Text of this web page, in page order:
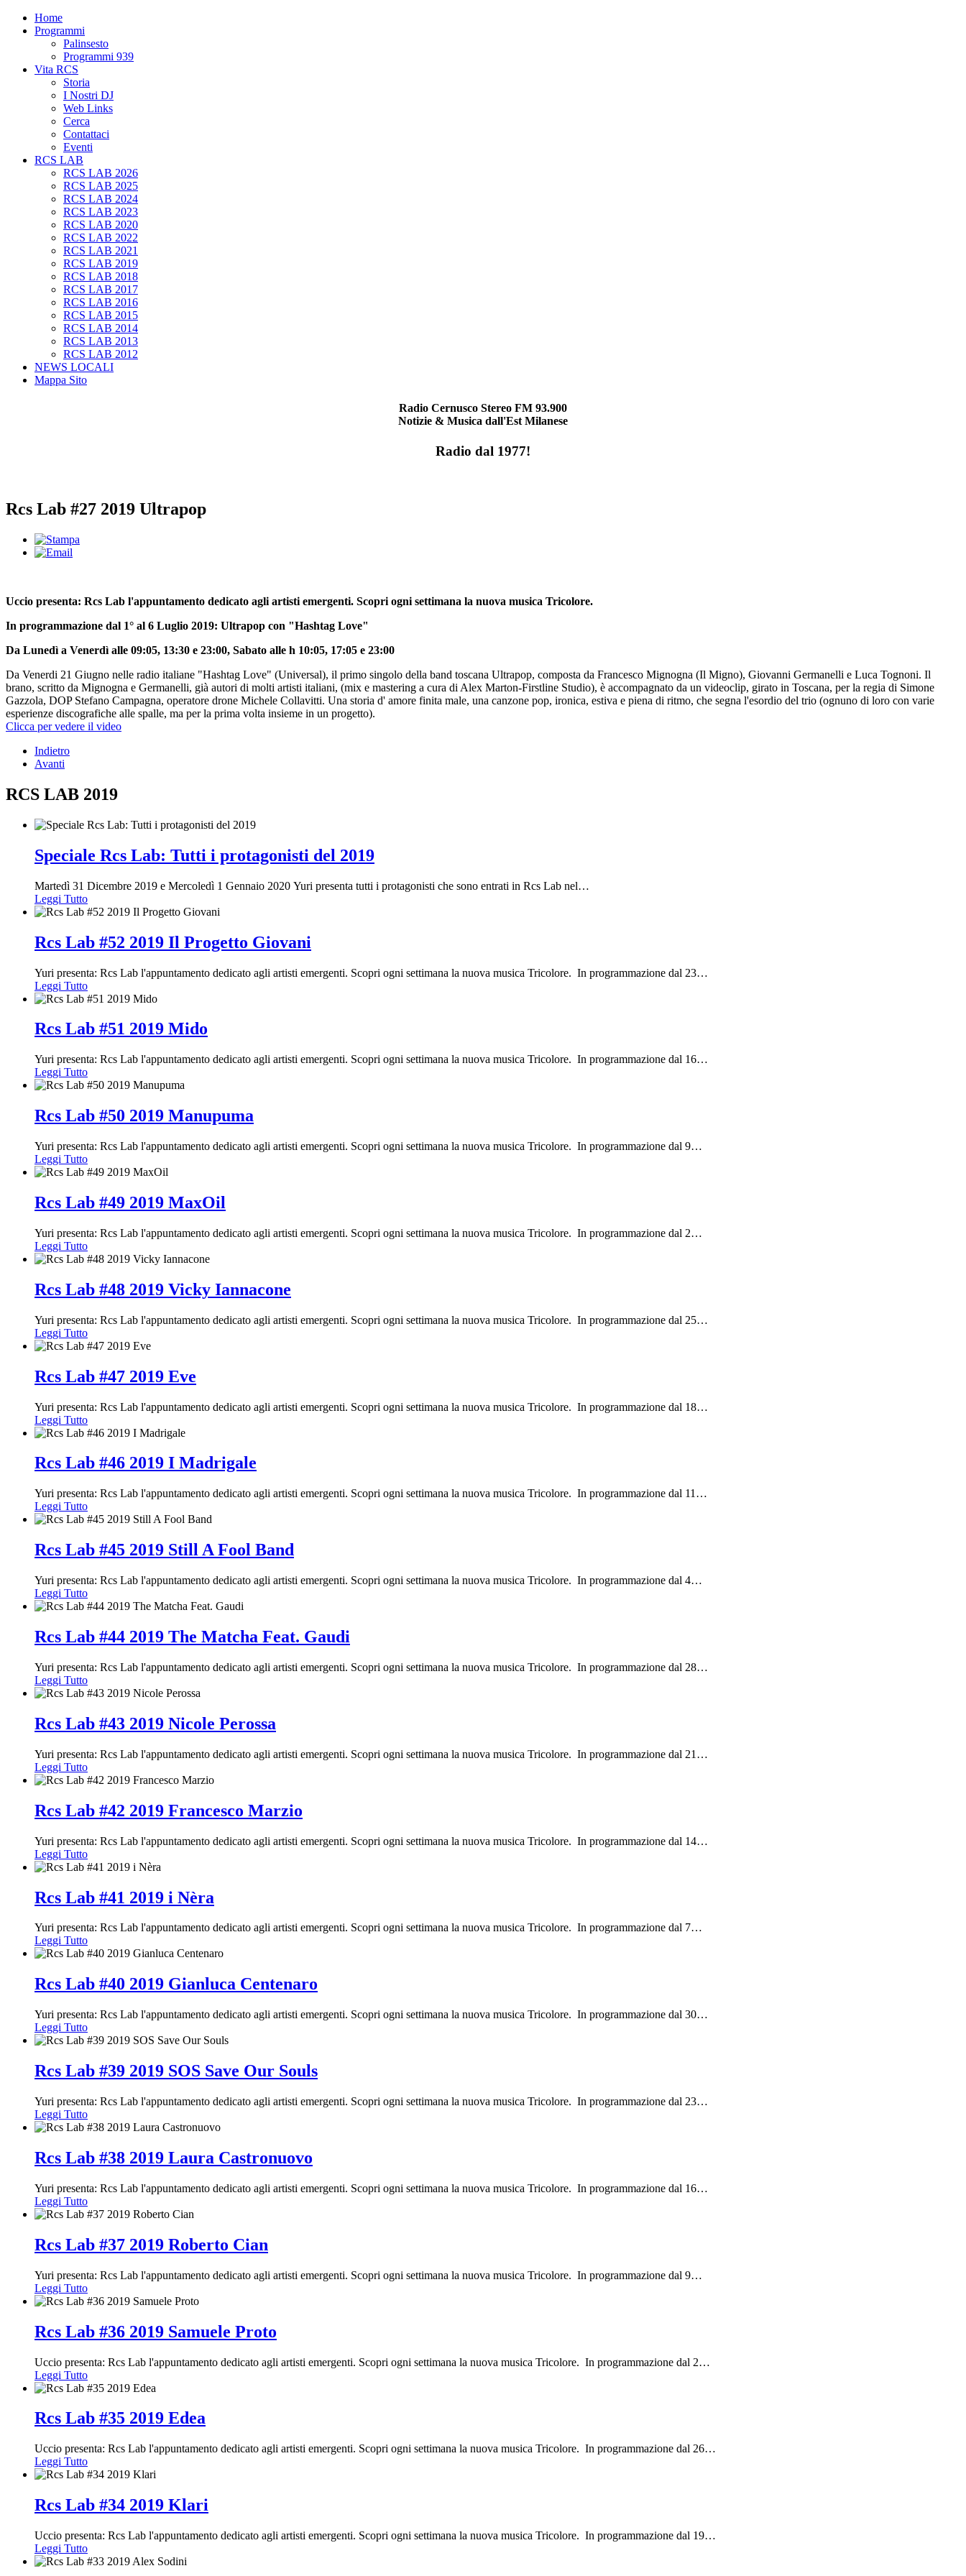
Home
Programmi
Palinsesto
Programmi 939
Vita RCS
Storia
I Nostri DJ
Web Links
Cerca
Contattaci
Eventi
RCS LAB
RCS LAB 2026
RCS LAB 2025
RCS LAB 2024
RCS LAB 2023
RCS LAB 2020
RCS LAB 2022
RCS LAB 2021
RCS LAB 2019
RCS LAB 2018
RCS LAB 2017
RCS LAB 2016
RCS LAB 2015
RCS LAB 2014
RCS LAB 2013
RCS LAB 2012
NEWS LOCALI
Mappa Sito
Radio Cernusco Stereo FM 93.900
Notizie & Musica dall'Est Milanese
Radio dal 1977!
Rcs Lab #27 2019 Ultrapop
Uccio presenta: Rcs Lab l'appuntamento dedicato agli artisti emergenti. Scopri ogni settimana la nuova musica Tricolore.
In programmazione dal 1° al 6 Luglio 2019: Ultrapop con "Hashtag Love"
Da Lunedì a Venerdì alle 09:05, 13:30 e 23:00, Sabato alle h 10:05, 17:05 e 23:00
Da Venerdi 21 Giugno nelle radio italiane "Hashtag Love" (Universal), il primo singolo della band toscana Ultrapop, composta da Francesco Mignogna (Il Migno), Giovanni Germanelli e Luca Tognoni. Il
brano, scritto da Mignogna e Germanelli, già autori di molti artisti italiani, (mix e mastering a cura di Alex Marton-Firstline Studio), è accompagnato da un videoclip, girato in Toscana, per la regia di Simone
Gazzola, DOP Stefano Campagna, operatore drone Michele Collavitti. Una storia d' amore finita male, una canzone pop, ironica, estiva e piena di ritmo, che segna l'esordio del trio (ognuno di loro con varie
esperienze discografiche alle spalle, ma per la prima volta insieme in un progetto).
Clicca per vedere il video
Indietro
Avanti
RCS LAB 2019
Speciale Rcs Lab: Tutti i protagonisti del 2019
Martedì 31 Dicembre 2019 e Mercoledì 1 Gennaio 2020 Yuri presenta tutti i protagonisti che sono entrati in Rcs Lab nel…
Leggi Tutto
Rcs Lab #52 2019 Il Progetto Giovani
Yuri presenta: Rcs Lab l'appuntamento dedicato agli artisti emergenti. Scopri ogni settimana la nuova musica Tricolore. In programmazione dal 23…
Leggi Tutto
Rcs Lab #51 2019 Mido
Yuri presenta: Rcs Lab l'appuntamento dedicato agli artisti emergenti. Scopri ogni settimana la nuova musica Tricolore. In programmazione dal 16…
Leggi Tutto
Rcs Lab #50 2019 Manupuma
Yuri presenta: Rcs Lab l'appuntamento dedicato agli artisti emergenti. Scopri ogni settimana la nuova musica Tricolore. In programmazione dal 9…
Leggi Tutto
Rcs Lab #49 2019 MaxOil
Yuri presenta: Rcs Lab l'appuntamento dedicato agli artisti emergenti. Scopri ogni settimana la nuova musica Tricolore. In programmazione dal 2…
Leggi Tutto
Rcs Lab #48 2019 Vicky Iannacone
Yuri presenta: Rcs Lab l'appuntamento dedicato agli artisti emergenti. Scopri ogni settimana la nuova musica Tricolore. In programmazione dal 25…
Leggi Tutto
Rcs Lab #47 2019 Eve
Yuri presenta: Rcs Lab l'appuntamento dedicato agli artisti emergenti. Scopri ogni settimana la nuova musica Tricolore. In programmazione dal 18…
Leggi Tutto
Rcs Lab #46 2019 I Madrigale
Yuri presenta: Rcs Lab l'appuntamento dedicato agli artisti emergenti. Scopri ogni settimana la nuova musica Tricolore. In programmazione dal 11 …
Leggi Tutto
Rcs Lab #45 2019 Still A Fool Band
Yuri presenta: Rcs Lab l'appuntamento dedicato agli artisti emergenti. Scopri ogni settimana la nuova musica Tricolore. In programmazione dal 4…
Leggi Tutto
Rcs Lab #44 2019 The Matcha Feat. Gaudi
Yuri presenta: Rcs Lab l'appuntamento dedicato agli artisti emergenti. Scopri ogni settimana la nuova musica Tricolore. In programmazione dal 28…
Leggi Tutto
Rcs Lab #43 2019 Nicole Perossa
Yuri presenta: Rcs Lab l'appuntamento dedicato agli artisti emergenti. Scopri ogni settimana la nuova musica Tricolore. In programmazione dal 21 …
Leggi Tutto
Rcs Lab #42 2019 Francesco Marzio
Yuri presenta: Rcs Lab l'appuntamento dedicato agli artisti emergenti. Scopri ogni settimana la nuova musica Tricolore. In programmazione dal 14…
Leggi Tutto
Rcs Lab #41 2019 i Nèra
Yuri presenta: Rcs Lab l'appuntamento dedicato agli artisti emergenti. Scopri ogni settimana la nuova musica Tricolore. In programmazione dal 7…
Leggi Tutto
Rcs Lab #40 2019 Gianluca Centenaro
Yuri presenta: Rcs Lab l'appuntamento dedicato agli artisti emergenti. Scopri ogni settimana la nuova musica Tricolore. In programmazione dal 30…
Leggi Tutto
Rcs Lab #39 2019 SOS Save Our Souls
Yuri presenta: Rcs Lab l'appuntamento dedicato agli artisti emergenti. Scopri ogni settimana la nuova musica Tricolore. In programmazione dal 23…
Leggi Tutto
Rcs Lab #38 2019 Laura Castronuovo
Yuri presenta: Rcs Lab l'appuntamento dedicato agli artisti emergenti. Scopri ogni settimana la nuova musica Tricolore. In programmazione dal 16…
Leggi Tutto
Rcs Lab #37 2019 Roberto Cian
Yuri presenta: Rcs Lab l'appuntamento dedicato agli artisti emergenti. Scopri ogni settimana la nuova musica Tricolore. In programmazione dal 9…
Leggi Tutto
Rcs Lab #36 2019 Samuele Proto
Uccio presenta: Rcs Lab l'appuntamento dedicato agli artisti emergenti. Scopri ogni settimana la nuova musica Tricolore. In programmazione dal 2…
Leggi Tutto
Rcs Lab #35 2019 Edea
Uccio presenta: Rcs Lab l'appuntamento dedicato agli artisti emergenti. Scopri ogni settimana la nuova musica Tricolore. In programmazione dal 26…
Leggi Tutto
Rcs Lab #34 2019 Klari
Uccio presenta: Rcs Lab l'appuntamento dedicato agli artisti emergenti. Scopri ogni settimana la nuova musica Tricolore. In programmazione dal 19…
Leggi Tutto